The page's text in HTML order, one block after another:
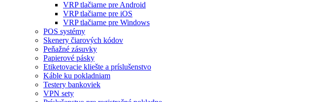
VRP tlačiarne pre Android
VRP tlačiarne pre iOS
VRP tlačiarne pre Windows
POS systémy
Skenery čiarových kódov
Peňažné zásuvky
Papierové pásky
Etiketovacie kliešte a príslušenstvo
Káble ku pokladniam
Testery bankoviek
VPN sety